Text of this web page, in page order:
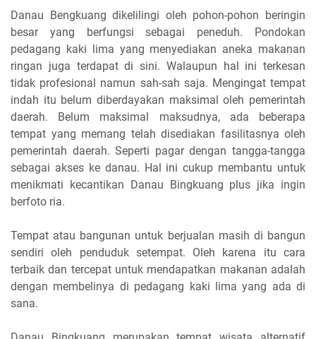
Danau Bengkuang dikelilingi oleh pohon-pohon beringin
besar yang berfungsi sebagai peneduh. Pondokan
pedagang kaki lima yang menyediakan aneka makanan
ringan juga terdapat di sini. Walaupun hal ini terkesan
tidak profesional namun sah-sah saja. Mengingat tempat
indah itu belum diberdayakan maksimal oleh pemerintah
daerah. Belum maksimal maksudnya, ada beberapa
tempat yang memang telah disediakan fasilitasnya oleh
pemerintah daerah. Seperti pagar dengan tangga-tangga
sebagai akses ke danau. Hal ini cukup membantu untuk
menikmati kecantikan Danau Bingkuang plus jika ingin
berfoto ria.
Tempat atau bangunan untuk berjualan masih di bangun
sendiri oleh penduduk setempat. Oleh karena itu cara
terbaik dan tercepat untuk mendapatkan makanan adalah
dengan membelinya di pedagang kaki lima yang ada di
sana.